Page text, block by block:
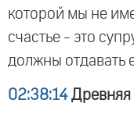
которой мы не
счастье - это
должны отдавать
02:38:14 Древняя